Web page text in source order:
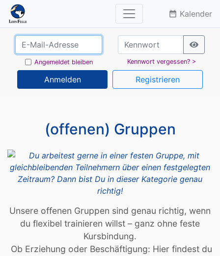
date_range Kalender
Angemeldet bleiben Kennwort vergessen? >
Anmelden Registrieren
(offenen) Gruppen
Unsere offenen Gruppen sind genau richtig, wenn
du flexibel trainieren willst – ganz ohne feste
Kursbindung.
Ob Erziehung oder Beschäftigung: Hier findest du